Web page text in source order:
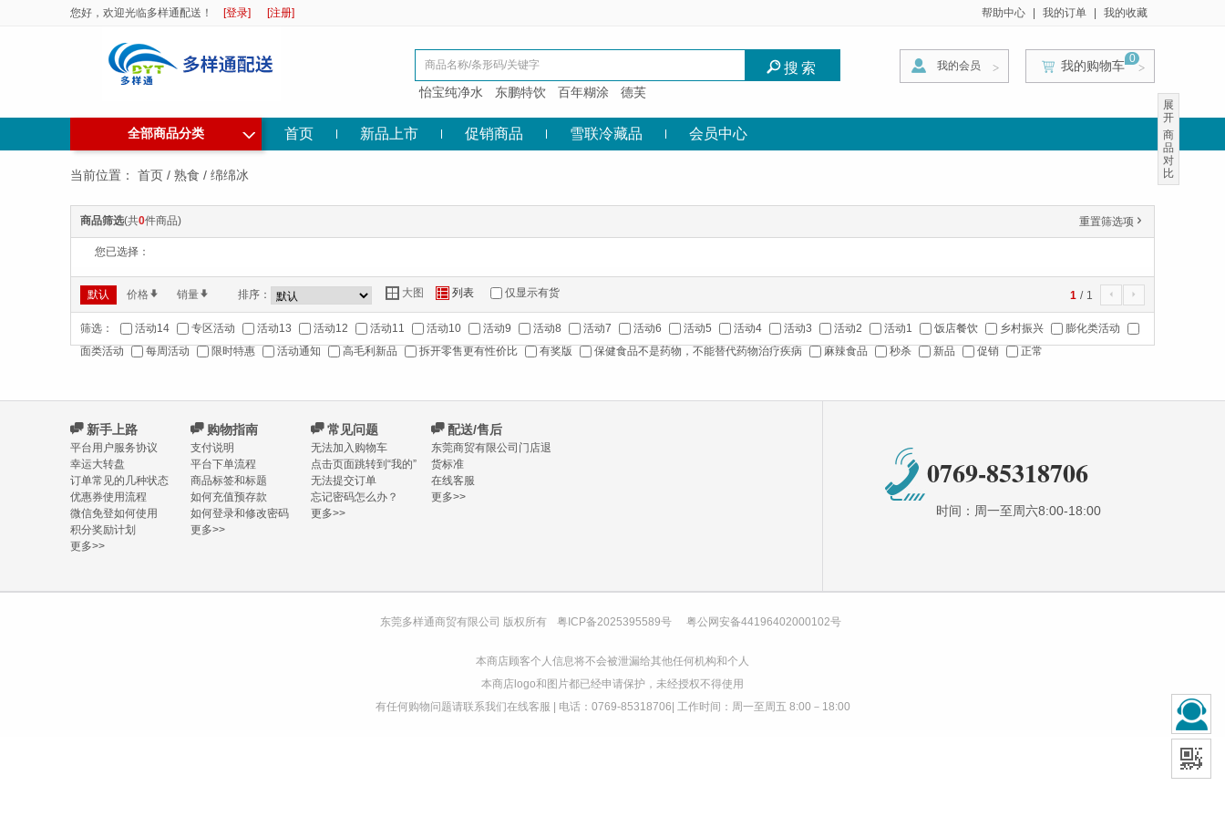
您好，欢迎光临多样通配送！ [登录] [注册] 帮助中心 我的订单 我的收藏
I搜索
怡宝纯净水 东鹏特饮 百年糊涂 德芙
>
我的会员 > >
0
我的购物车
全部商品分类 ◇ 首页 新品上市 促销商品 雪联冷藏品 会员中心
当前位置： 首页 / 熟食 / 绵绵冰
商品筛选(共0件商品) 重置筛选项 '
您已选择：
默认 价格 * 销量* 排序： Y 大图 Z 列表 仅显示有货 1 / 1 4 5
筛选： 活动14 专区活动 活动13 活动12 活动11 活动10 活动9 活动8 活动7 活动6 活动5 活动4 活动3 活动2 活动1 饭店餐饮 乡村振兴
膨化类活动
面类活动
每周活动 限时特惠 活动通知 高毛利新品 拆开零售更有性价比 有奖版 保健食品不是药物，不能替代药物治疗疾病 麻辣食品 秒杀 新品 促销 正常
展
开
商
品
对
比
C新手上路
平台用户服务协议
幸运大转盘
订单常见的几种状态
优惠券使用流程
微信免登如何使用
积分奖励计划
更多>>
C购物指南
支付说明
平台下单流程
商品标签和标题
如何充值预存款
如何登录和修改密码
更多>>
C常见问题
无法加入购物车
点击页面跳转到“我的”
无法提交订单
忘记密码怎么办？
更多>>
C配送/售后
东莞商贸有限公司门店退
货标准
在线客服
更多>>
0769-85318706
时间：周一至周六8:00-18:00
东莞多样通商贸有限公司 版权所有 粤ICP备2025395589号 粤公网安备44196402000102号
本商店顾客个人信息将不会被泄漏给其他任何机构和个人
本商店logo和图片都已经申请保护，未经授权不得使用
有任何购物问题请联系我们在线客服 | 电话：0769-85318706| 工作时间：周一至周五 8:00－18:00